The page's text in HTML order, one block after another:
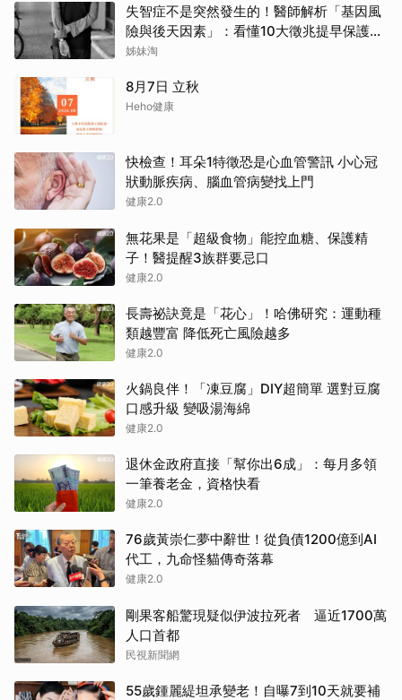
失智症不是突然發生的！醫師解析「基因風
險與後天因素」：看懂10大徵兆提早保護大
腦
姊妹淘
8月7日 立秋
Heho健康
快檢查！耳朵1特徵恐是心血管警訊 小心冠
狀動脈疾病、腦血管病變找上門
健康2.0
無花果是「超級食物」能控血糖、保護精
子！醫提醒3族群要忌口
健康2.0
長壽祕訣竟是「花心」！哈佛研究：運動種
類越豐富 降低死亡風險越多
健康2.0
火鍋良伴！「凍豆腐」DIY超簡單 選對豆腐
口感升級 變吸湯海綿
健康2.0
退休金政府直接「幫你出6成」：每月多領
一筆養老金，資格快看
健康2.0
76歲黃崇仁夢中辭世！從負債1200億到AI
代工，九命怪貓傳奇落幕
健康2.0
剛果客船驚現疑似伊波拉死者 逼近1700萬
人口首都
民視新聞網
55歲鍾麗緹坦承變老！自曝7到10天就要補